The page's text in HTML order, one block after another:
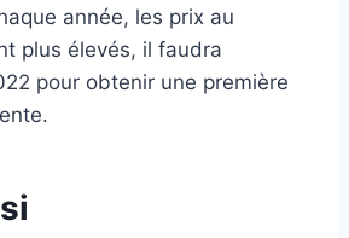
année, les prix au
plus élevés, il faudra
pour obtenir une première